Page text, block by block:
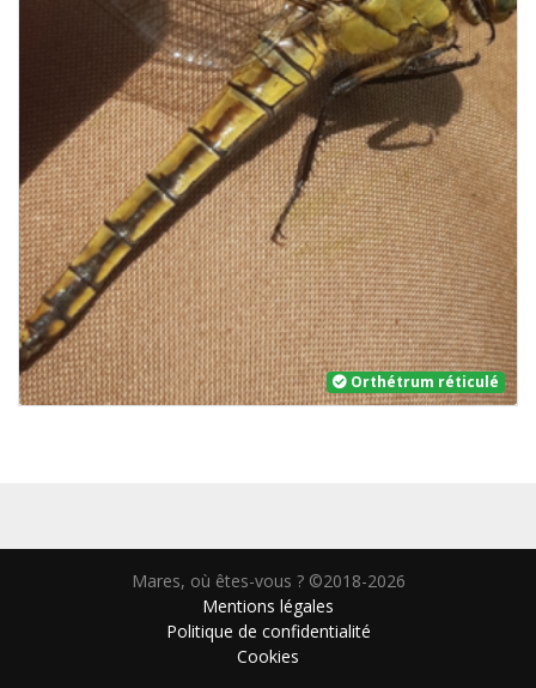
Orthétrum réticulé
Mares, où êtes-vous ? ©2018-2026
Mentions légales
Politique de confidentialité
Cookies